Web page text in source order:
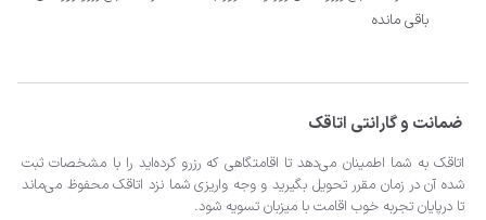
باقی مانده
ضمانت و گارانتی اتاقک
اتاقک به شما اطمینان می‌دهد تا اقامتگاهی که رزرو کرده‌اید را با مشخصات ثبت
شده آن در زمان مقرر تحویل بگیرید و وجه واریزی شما نزد اتاقک محفوظ می‌ماند
تا درپایان تجربه خوب اقامت با میزبان تسویه شود.